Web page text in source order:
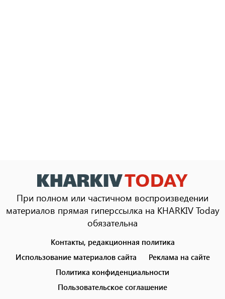
При полном или частичном воспроизведении
материалов прямая гиперссылка на KHARKIV Today
обязательна
menu
Контакты, редакционная политика
Использование материалов сайта
Реклама на сайте
Политика конфиденциальности
Пользовательское соглашение